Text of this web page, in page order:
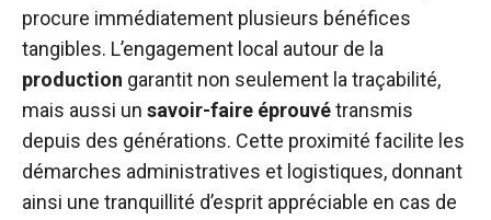
procure immédiatement plusieurs bénéfices
tangibles. L’engagement local autour de la
production garantit non seulement la traçabilité,
mais aussi un savoir-faire éprouvétransmis
depuis des générations. Cette proximité facilite les
démarches administratives et logistiques, donnant
ainsi une tranquillité d’esprit appréciable en cas de